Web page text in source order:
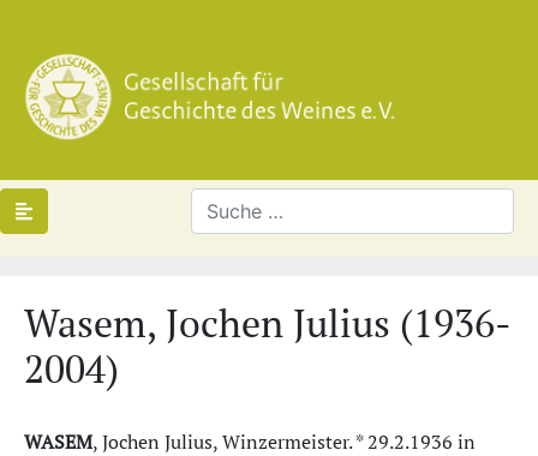
Wasem, Jochen Julius (1936-
2004)
WASEM, Jochen Julius, Winzermeister. * 29.2.1936 in